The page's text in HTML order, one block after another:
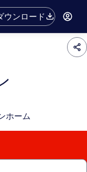
ウンロード
ホーム